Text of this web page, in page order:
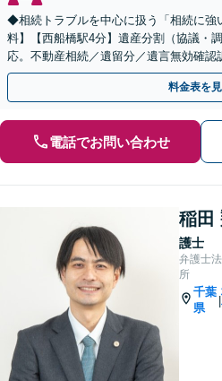
◆相続トラブルを中心に扱う「相続に
料】【西船橋駅4分】遺産分割（協議・
応。不動産相続／遺留分／遺言無効確
途不明金など複雑な案件もお任せくだ
料金表を
電話でお問い合わせ
稲田
護士
弁護士
所
千葉
県
|